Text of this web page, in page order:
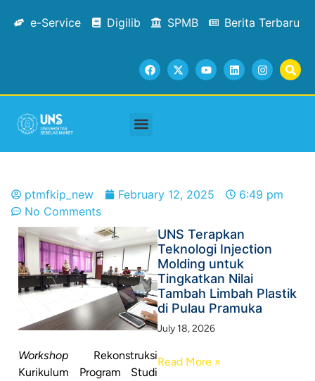
e-Service Digilib SPMB Berita Terbaru
ptmfkip_new February 12, 2025
6:49 pm
No Comments
Workshop Rekonstruksi
Kurikulum Program Studi
UNS Terapkan
Teknologi Injection
Molding untuk
Tingkatkan Nilai
Tambah Limbah Plastik
di Pulau Pramuka
July 18, 2026
Read More »